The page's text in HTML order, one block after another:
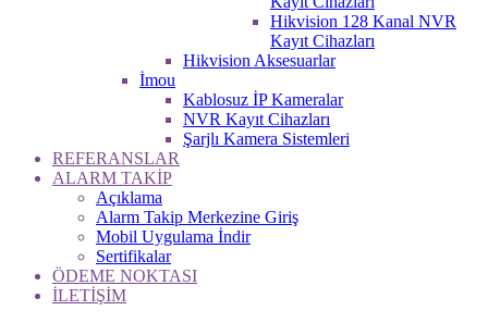
Hikvision 128 Kanal NVR
Kayıt Cihazları
Hikvision Aksesuarlar
İmou
Kablosuz İP Kameralar
NVR Kayıt Cihazları
Şarjlı Kamera Sistemleri
REFERANSLAR
ALARM TAKİP
Açıklama
Alarm Takip Merkezine Giriş
Mobil Uygulama İndir
Sertifikalar
ÖDEME NOKTASI
İLETİŞİM